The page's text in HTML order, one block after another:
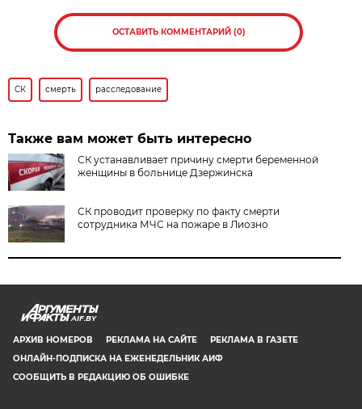
ОСТАВИТЬ КОММЕНТАРИЙ (0)
СК смерть расследование
Также вам может быть интересно
СК устанавливает причину смерти беременной
женщины в больнице Дзержинска
СК проводит проверку по факту смерти
сотрудника МЧС на пожаре в Лиозно
AIF.BY
АРХИВ НОМЕРОВ РЕКЛАМА НА САЙТЕ
РЕКЛАМА В ГАЗЕТЕ
ОНЛАЙН-ПОДПИСКА НА ЕЖЕНЕДЕЛЬНИК АИФ
СООБЩИТЬ В РЕДАКЦИЮ ОБ ОШИБКЕ